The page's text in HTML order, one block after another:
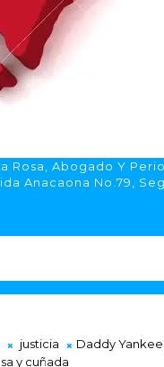
Rosa, Abogado Y
Anacaona No.79,
justicia
Daddy
y cuñada